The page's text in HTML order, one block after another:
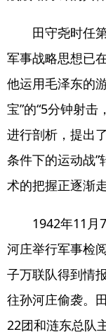
田守尧时任
军事战略思想已
他运用毛泽东的
宝”的“5分钟射
进行剖析，提出
条件下的运动战
术的把握正逐渐
1942年11月
河庄举行军事检
子万联队得到情
往孙河庄偷袭。
22团和涟东总队